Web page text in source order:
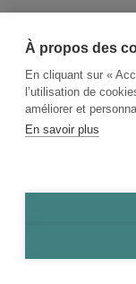
À propos des
En cliquant sur «
l’utilisation de
améliorer et
En savoir plus